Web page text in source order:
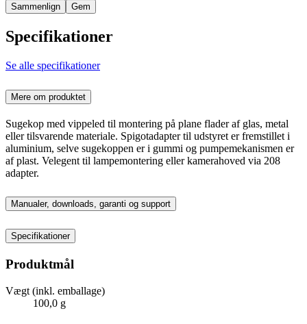
Sammenlign Gem
Specifikationer
Se alle specifikationer
Mere om produktet
Sugekop med vippeled til montering på plane flader af glas, metal
eller tilsvarende materiale. Spigotadapter til udstyret er fremstillet i
aluminium, selve sugekoppen er i gummi og pumpemekanismen er
af plast. Velegent til lampemontering eller kamerahoved via 208
adapter.
Manualer, downloads, garanti og support
Specifikationer
Produktmål
Vægt (inkl. emballage)
100,0 g